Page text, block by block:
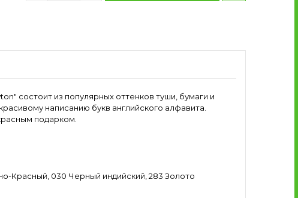
состоит из популярных оттенков туши, бумаги и
написанию букв английского алфавита.
подарком.
Красный, 030 Черный индийский, 283 Золото